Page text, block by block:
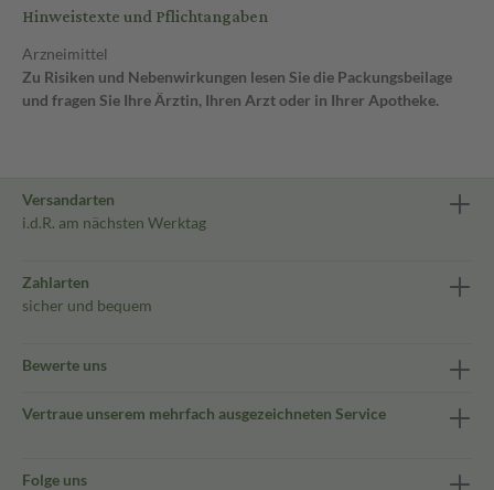
Hinweistexte und Pflichtangaben
Arzneimittel
Zu Risiken und Nebenwirkungen lesen Sie die Packungsbeilage
und fragen Sie Ihre Ärztin, Ihren Arzt oder in Ihrer Apotheke.
Versandarten
i.d.R. am nächsten Werktag
Zahlarten
sicher und bequem
Bewerte uns
Vertraue unserem mehrfach ausgezeichneten Service
Folge uns